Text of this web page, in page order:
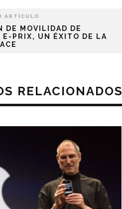
ARTÍCULO
DE MOVILIDAD DE
E-PRIX, UN ÉXITO DE LA
RELACIONADOS